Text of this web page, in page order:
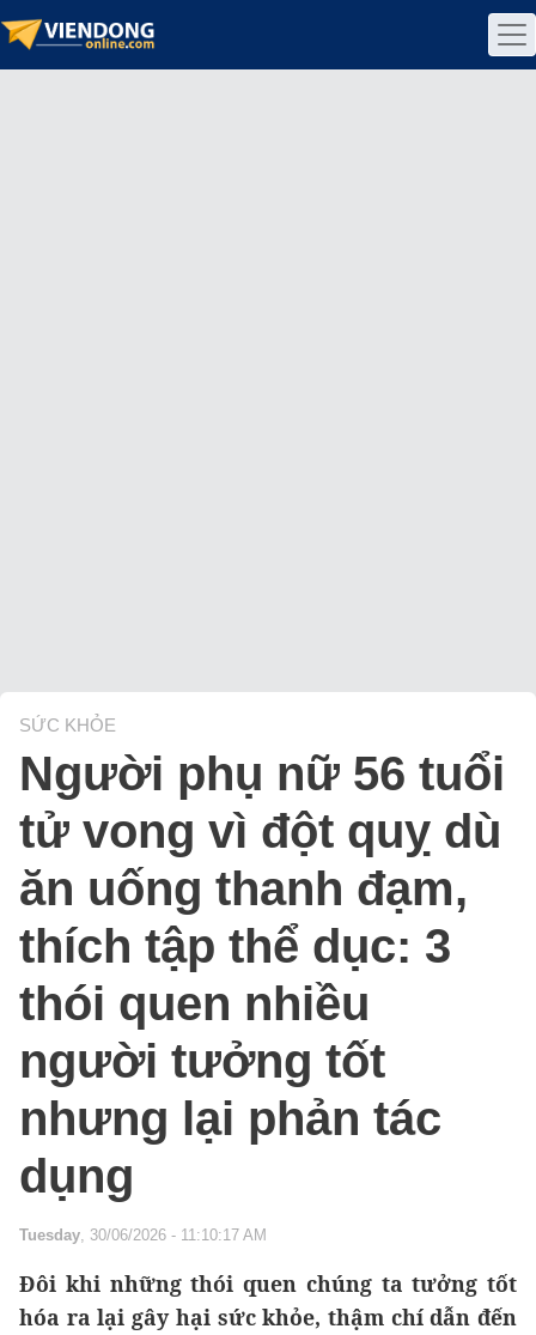
SỨC KHỎE
Người phụ nữ 56 tuổi
tử vong vì đột quỵ dù
ăn uống thanh đạm,
thích tập thể dục: 3
thói quen nhiều
người tưởng tốt
nhưng lại phản tác
dụng
Tuesday, 30/06/2026 - 11:10:17 AM
Đôi khi những thói quen chúng ta tưởng tốt
hóa ra lại gây hại sức khỏe, thậm chí dẫn đến